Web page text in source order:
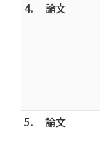
4.
論文
5.
論文